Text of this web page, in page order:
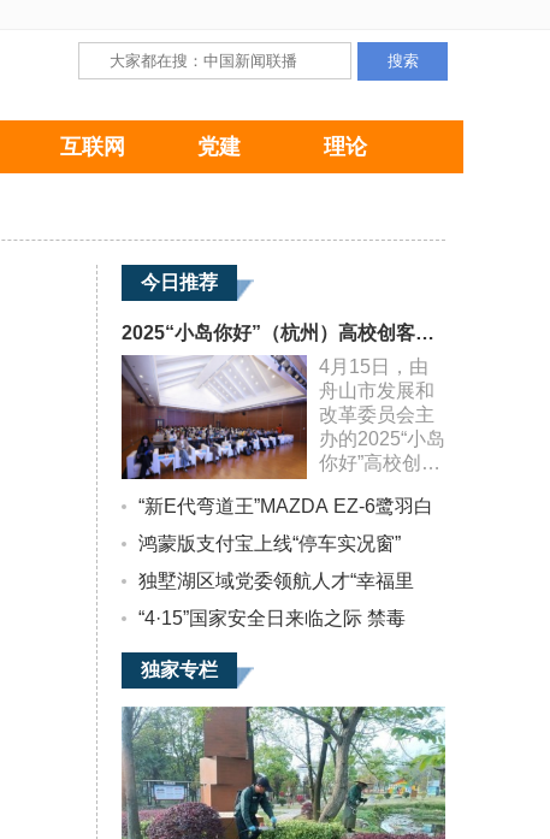
互联网 党建 理论
今日推荐
2025“小岛你好”（杭州）高校创客项目产业招商推介会圆满举行
4月15日，由
舟山市发展和
改革委员会主
办的2025“小岛
你好”高校创客
推介会在浙江
大学成功举
办。舟山市发
展和改革委员
会党组成员、
副主任沈权，
艺术研究院副
院长阮怀俊，
携程集团合
“新E代弯道王”MAZDA EZ-6鹭羽白
鸿蒙版支付宝上线“停车实况窗”
独墅湖区域党委领航人才“幸福里
“4·15”国家安全日来临之际 禁毒
独家专栏